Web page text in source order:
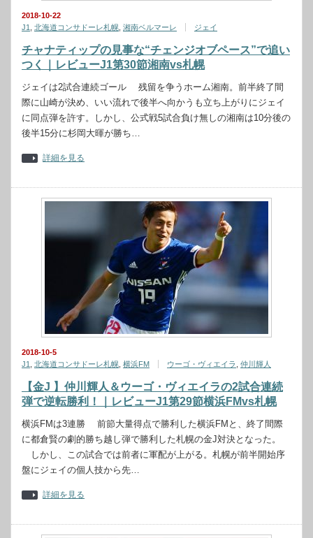
2018-10-22
J1
北海道コンサドーレ札幌 湘南ベルマーレ ジェイ
チャナティップの見事な“チェンジオブペース”で追い
つく｜レビューJ1第30節湘南vs札幌
ジェイは2試合連続ゴール 残留を争うホーム湘南。前半終了間
際に山崎が決め、いい流れで後半へ向かうも立ち上がりにジェイ
に同点弾を許す。しかし、公式戦5試合負け無しの湘南は10分後の
後半15分に杉岡大暉が勝ち…
詳細を見る
2018-10-5
J1
北海道コンサドーレ札幌 横浜FM ウーゴ・ヴィエイラ 仲川輝人
【金J 】仲川輝人＆ウーゴ・ヴィエイラの2試合連続
弾で逆転勝利！｜レビューJ1第29節横浜FMvs札幌
横浜FMは3連勝 前節大量得点で勝利した横浜FMと、終了間際
に都倉賢の劇的勝ち越し弾で勝利した札幌の金J対決となった。
しかし、この試合では前者に軍配が上がる。札幌が前半開始序
盤にジェイの個人技から先…
詳細を見る